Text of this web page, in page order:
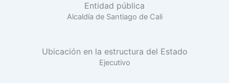
Entidad pública
Alcaldía de Santiago de Cali
Ubicación en la estructura del Estado
Ejecutivo